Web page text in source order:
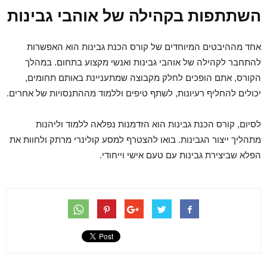
השתתפות בקהילה של אוהבי גבינות
אחד מההיבטים המיוחדים של קורס הכנת גבינות הוא האפשרות
להתחבר לקהילה של אוהבי גבינות ואנשי מקצוע בתחום. במהלך
הקורס, אתם הופכים לחלק מקבוצה שמתעניינת באותם תחומים,
יכולים להחליף רעיונות, לשתף טיפים וללמוד מההתנסויות של אחרים.
לסיום, קורס הכנת גבינות הוא הזדמנות נפלאה ללמוד וליהנות
מתהליך ייצור הגבינות. בואו להצטרף למסע קולינרי מרתק ולחוות את
הפלא שביצירת גבינות עם טעם אישי וייחודי.